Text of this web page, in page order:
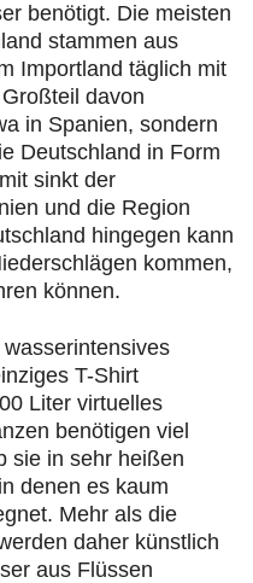
benötigt. Die meisten
stammen aus
Importland täglich mit
davon
in Spanien, sondern
Deutschland in Form
sinkt der
und die Region
hingegen kann
kommen,
können.
T-Shirt
Liter virtuelles
benötigen viel
sie in sehr heißen
denen es kaum
Mehr als die
daher künstlich
aus Flüssen